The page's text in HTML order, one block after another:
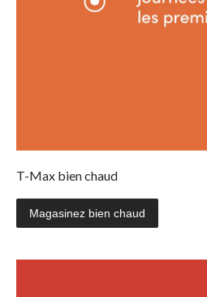
T-Max bien chaud
Magasinez bien chaud